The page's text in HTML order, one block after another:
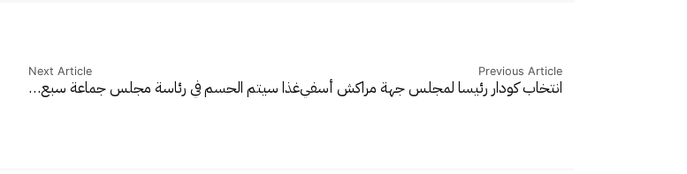
Previous Article
انتخاب كودار رئيسا لمجلس جهة مراكش أسفي
Next Article
غذا سيتم الحسم في رئاسة مجلس جماعة سبع…